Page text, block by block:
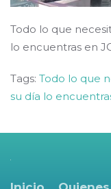
Todo lo que
lo encuentras en
Tags: Todo lo que
su día lo